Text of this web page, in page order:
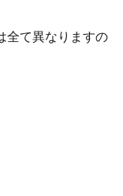
全て異なりますの